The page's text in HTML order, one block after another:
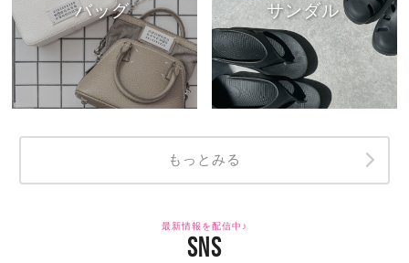
バッグ サンダル
もっとみる
最新情報を配信中♪
SNS